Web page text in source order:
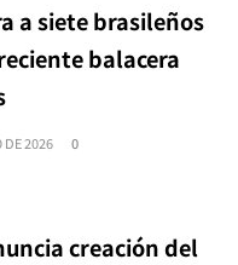
a siete brasileños
balacera
DE 2026 0
creación del